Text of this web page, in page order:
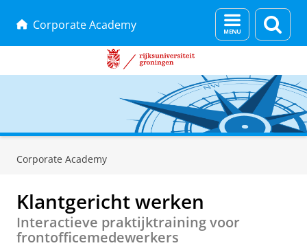
Corporate Academy
Menu
en
Corporate Academy
Klantgericht werken
Interactieve praktijktraining voor
frontofficemedewerkers